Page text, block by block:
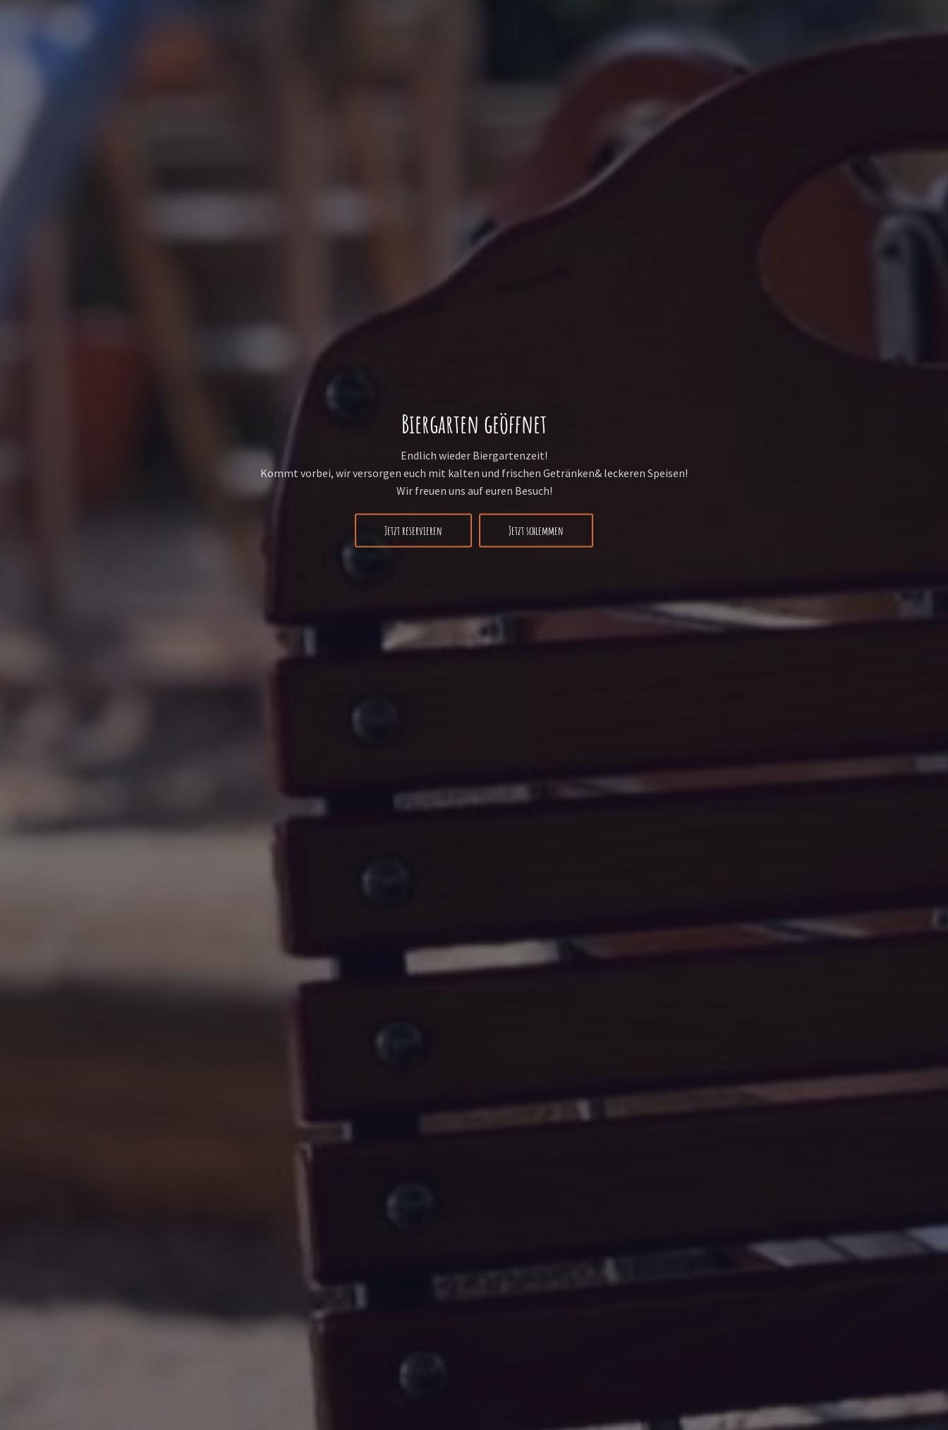
Biergarten geöffnet
Endlich wieder Biergartenzeit!
Kommt vorbei, wir versorgen euch mit kalten und frischen Getränken& leckeren Speisen!
Wir freuen uns auf euren Besuch!
Jetzt reservieren Jetzt schlemmen